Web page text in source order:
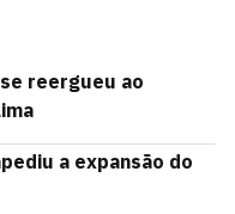
reergueu ao
a expansão do